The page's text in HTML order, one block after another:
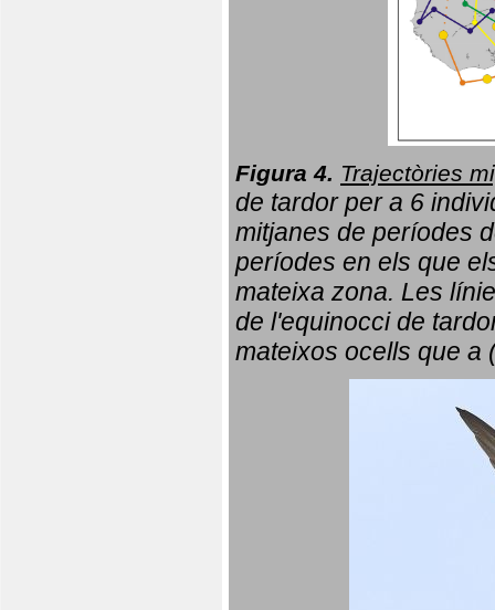
Figura 4. Trajectòries
de tardor per a 6
mitjanes de períodes
períodes en els que
mateixa zona. Les
de l'equinocci de
mateixos ocells que a